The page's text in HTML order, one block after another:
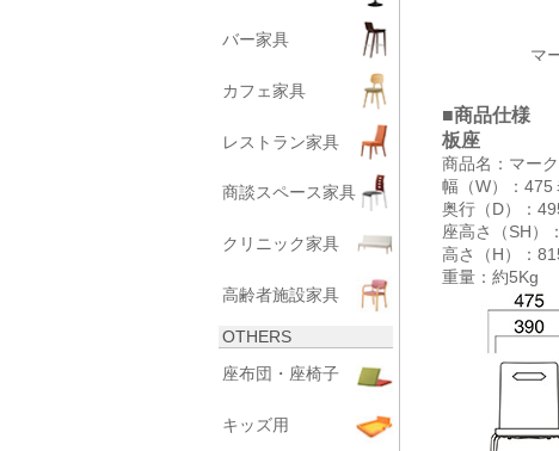
バー家具
カフェ家具
レストラン家具
商談スペース家具
クリニック家具
高齢者施設家具
OTHERS
座布団・座椅子
キッズ用
マ
■商品仕様
板座
商品名：マー
幅（W）：475
奥行（D）：
座高さ（SH）
高さ（H）：
重量：約5Kg